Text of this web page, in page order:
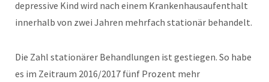
depressive Kind wird nach einem Krankenhausaufenthalt
innerhalb von zwei Jahren mehrfach stationär behandelt.
Die Zahl stationärer Behandlungen ist gestiegen. So habe
es im Zeitraum 2016/2017 fünf Prozent mehr